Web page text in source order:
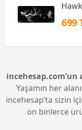
699
incehesap.com’un
Yaşamın her
incehesap’ta sizin
on binlerce